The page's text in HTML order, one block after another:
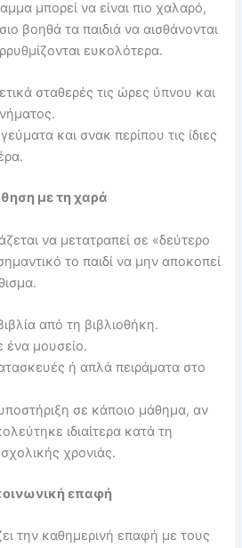
μπορεί να είναι πιο χαλαρό,
βοηθά τα παιδιά να αισθάνονται
ευκολότερα.
σταθερές τις ώρες ύπνου και
και σνακ περίπου τις ίδιες
με τη χαρά
να μετατραπεί σε «δεύτερο
το παιδί να μην αποκοπεί
από τη βιβλιοθήκη.
ένα μουσείο.
ή απλά πειράματα στο
σε κάποιο μάθημα, αν
ιδιαίτερα κατά τη
χρονιάς.
επαφή
την καθημερινή επαφή με τους